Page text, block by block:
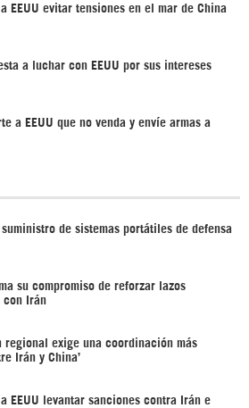
EEUU evitar tensiones en el mar de China
a luchar con EEUU por sus intereses
a EEUU que no venda y envíe armas a
de sistemas portátiles de defensa
su compromiso de reforzar lazos
con Irán
regional exige una coordinación más
Irán y China’
EEUU levantar sanciones contra Irán e